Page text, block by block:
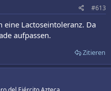
#613
eine Lactoseintoleranz. Da
aufpassen.
Zitieren